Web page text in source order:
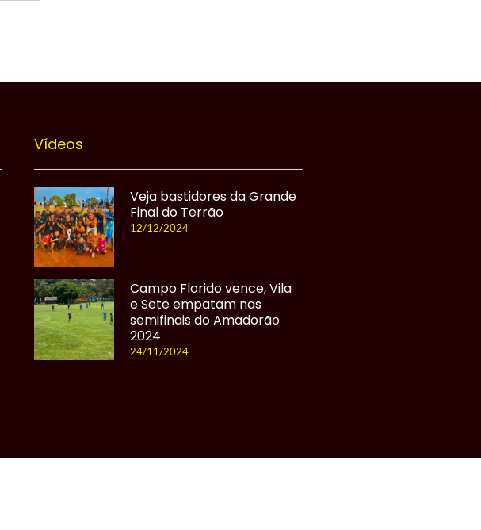
Vídeos
Veja bastidores da Grande
Final do Terrão
12/12/2024
Campo Florido vence, Vila
e Sete empatam nas
semifinais do Amadorão
2024
24/11/2024